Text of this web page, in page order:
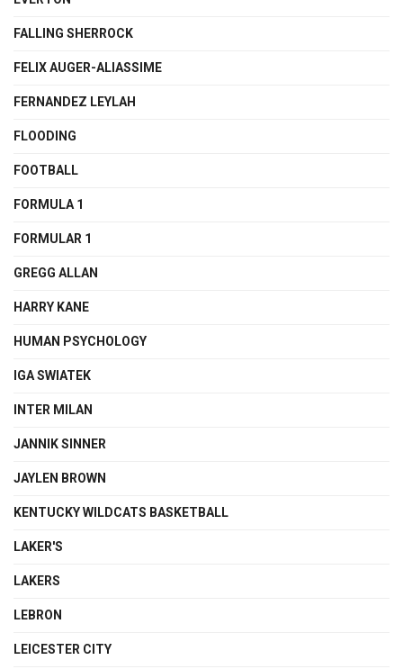
FALLING SHERROCK
FELIX AUGER-ALIASSIME
FERNANDEZ LEYLAH
FLOODING
FOOTBALL
FORMULA 1
FORMULAR 1
GREGG ALLAN
HARRY KANE
HUMAN PSYCHOLOGY
IGA SWIATEK
INTER MILAN
JANNIK SINNER
JAYLEN BROWN
KENTUCKY WILDCATS BASKETBALL
LAKER'S
LAKERS
LEBRON
LEICESTER CITY